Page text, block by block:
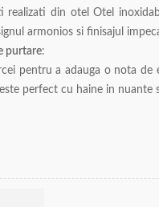
realizati din otel Otel
armonios si finisajul
purtare:
pentru a adauga o nota
perfect cu haine in